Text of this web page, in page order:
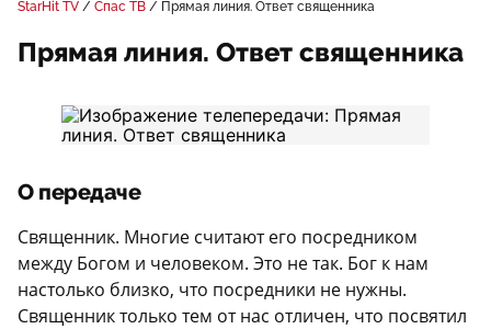
StarHit TV Спас ТВ Прямая линия. Ответ священника
Прямая линия. Ответ священника
О передаче
Священник. Многие считают его посредником
между Богом и человеком. Это не так. Бог к нам
настолько близко, что посредники не нужны.
Священник только тем от нас отличен, что посвятил